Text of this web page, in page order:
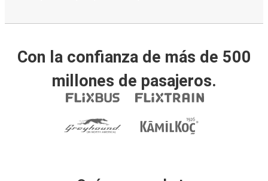
Con la confianza de más de 500
millones de pasajeros.